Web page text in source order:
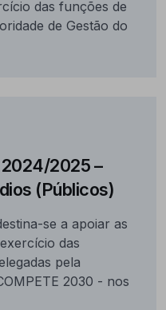
das funções de
de Gestão do
2025 –
(Públicos)
se a apoiar as
das
pela
2030 - nos